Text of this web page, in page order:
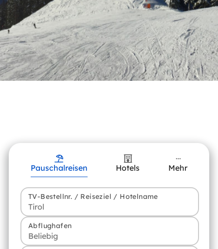
Pauschalreisen Hotels Mehr
TV-Bestellnr. / Reiseziel / Hotelname
Abflughafen